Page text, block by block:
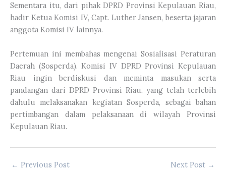
Sementara itu, dari pihak DPRD Provinsi Kepulauan Riau,
hadir Ketua Komisi IV, Capt. Luther Jansen, beserta jajaran
anggota Komisi IV lainnya.
Pertemuan ini membahas mengenai Sosialisasi Peraturan
Daerah (Sosperda). Komisi IV DPRD Provinsi Kepulauan
Riau ingin berdiskusi dan meminta masukan serta
pandangan dari DPRD Provinsi Riau, yang telah terlebih
dahulu melaksanakan kegiatan Sosperda, sebagai bahan
pertimbangan dalam pelaksanaan di wilayah Provinsi
Kepulauan Riau.
← Previous Post Next Post →